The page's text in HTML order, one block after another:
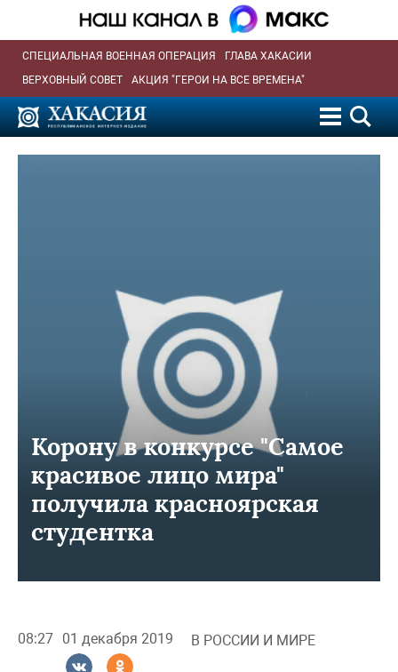
СПЕЦИАЛЬНАЯ ВОЕННАЯ ОПЕРАЦИЯ
ГЛАВА ХАКАСИИ
ВЕРХОВНЫЙ СОВЕТ
АКЦИЯ "ГЕРОИ НА ВСЕ ВРЕМЕНА"
Корону в конкурсе "Самое
красивое лицо мира"
получила красноярская
студентка
08:27 01 декабря 2019 В РОССИИ И МИРЕ